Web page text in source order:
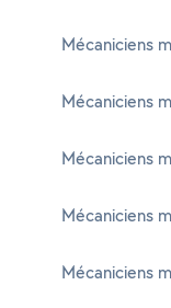
Mécaniciens
Mécaniciens
Mécaniciens
Mécaniciens
Mécaniciens